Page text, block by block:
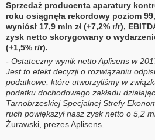
Sprzedaż producenta aparatury
roku osiągnęła rekordowy poziom
wyniósł 17,9 mln zł (+7,2% r/r),
zysk netto skorygowany o
(+1,5% r/r).
- Ostateczny wynik netto Aplisens w
Jest to efekt decyzji o rozwiązaniu
podatkowe, które utworzyliśmy w
podatku dochodowego zakładu
Tarnobrzeskiej Specjalnej Strefy
ruch powiększył nasz zysk netto o 5,2
Żurawski, prezes Aplisens.